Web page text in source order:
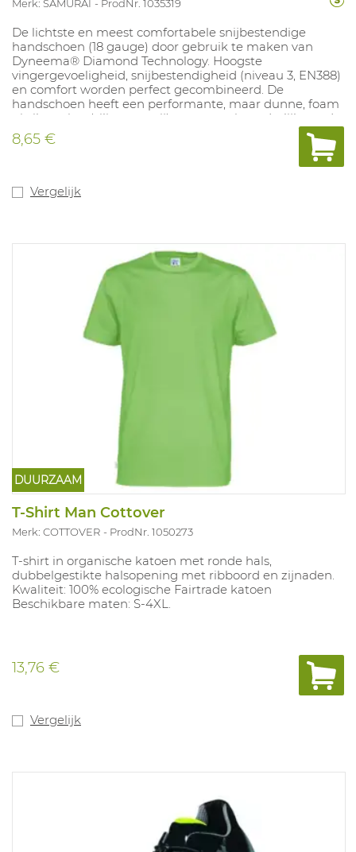
Merk: SAMURAI ProdNr. 1035319
De lichtste en meest comfortabele snijbestendige
handschoen (18 gauge) door gebruik te maken van
Dyneema® Diamond Technology. Hoogste
vingergevoeligheid, snijbestendigheid (niveau 3, EN388)
en comfort worden perfect gecombineerd. De
handschoen heeft een performante, maar dunne, foam
nitril coating (siliconen vrij) met een uitzonderlijk goede
grip op geoliede oppervlakken en geeft bescherming
tegen contacthitte tot 100°C. Door het lichte gewicht en
de "Dyneema® Diamond" vezel worden de handen
grip. Er wordt geen gebruik gemaakt van glasvezel
assemblage van fijne onderdelen, montage.
Beschikbare maten: 7-11. Conform EN388 4.X.4.1, ISO
13997 Klasse B, EN407:2004: X1XXXX
8,65 €
Vergelijk
...
DUURZAAM
T-Shirt Man Cottover
Merk: COTTOVER ProdNr. 1050273
T-shirt in organische katoen met ronde hals,
dubbelgestikte halsopening met ribboord en zijnaden.
Kwaliteit: 100% ecologische Fairtrade katoen
Beschikbare maten: S-4XL.
13,76 €
Vergelijk